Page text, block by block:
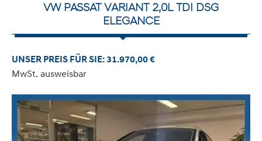
VW PASSAT VARIANT 2,0L TDI DSG
ELEGANCE
UNSER PREIS FÜR SIE: 31.970,00 €
MwSt. ausweisbar